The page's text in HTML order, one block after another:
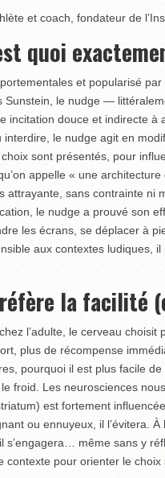
et coach, fondateur de
quoi
et popularisé
Sunstein, le nudge —
incitation douce et indirecte à
le nudge agit en
sont présentés, pour
appelle « une
attrayante, sans contrainte ni
le nudge a prouvé son
les écrans, se déplacer à
aux contextes ludiques,
la facilité
l’adulte, le cerveau
plus de récompense
pourquoi il est plus facile
froid. Les neurosciences
est fortement
ou ennuyeux, il l’évitera. À
s’engagera… même sans y
contexte pour orienter le choix